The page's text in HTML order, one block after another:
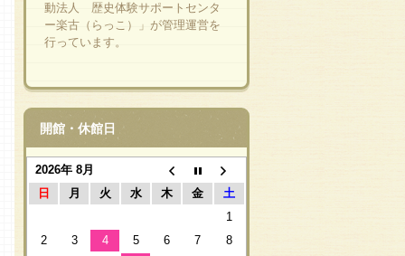
動法人 歴史体験サポートセンタ
ー楽古（らっこ）」が管理運営を
行っています。
開館・休館日
2026年 8月
日
月 火 水 木 金
土
1
2
3 4 5 6 7
8